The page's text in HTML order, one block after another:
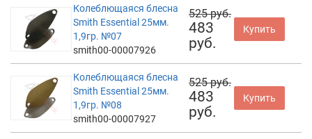
Колеблющаяся блесна
Smith Essential 25мм.
1,9гр. №07
smith00-00007926
525 руб.
483
руб.
Купить
Колеблющаяся блесна
Smith Essential 25мм.
1,9гр. №08
smith00-00007927
525 руб.
483
руб.
Купить